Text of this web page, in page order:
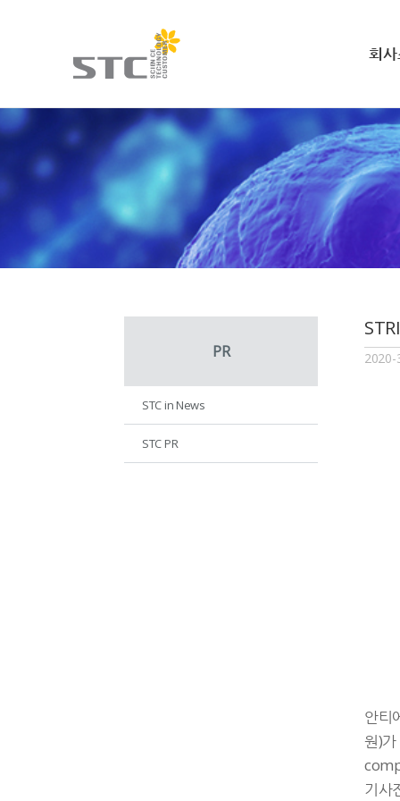
회
2020-
안티
원)
기사
PR
STC in News
STC PR